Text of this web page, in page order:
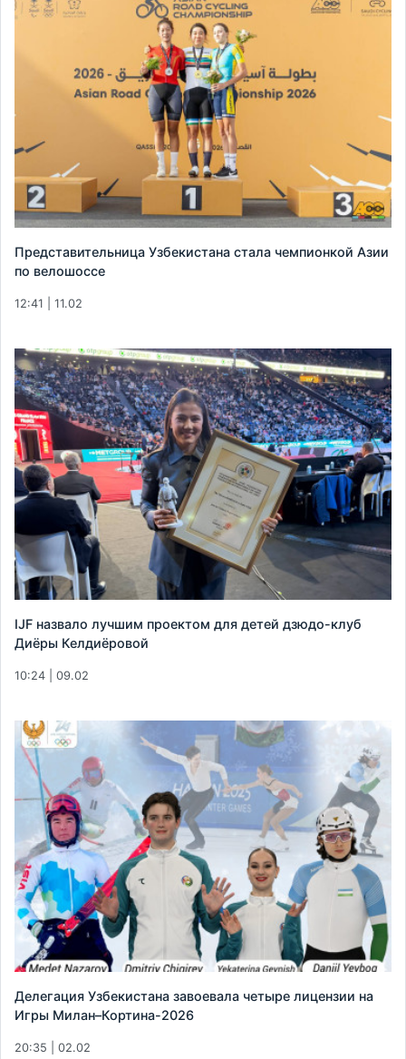
Представительница Узбекистана стала чемпионкой Азии
по велошоссе
12:41 | 11.02
IJF назвало лучшим проектом для детей дзюдо-клуб
Диёры Келдиёровой
10:24 | 09.02
Делегация Узбекистана завоевала четыре лицензии на
Игры Милан–Кортина-2026
20:35 | 02.02